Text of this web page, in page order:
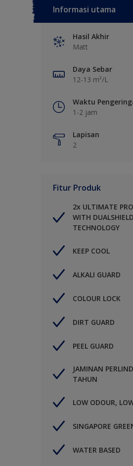
Informasi utama
Hasil Akhir
Matt
Daya Sebar
12-13 m²/L
Waktu
1-2 jam
Lapisan
2
Fitur Produk
2x ULTIMATE
WITH DUALSHIELD
TECHNOLOGY
KEEP COOL
ALKALI GUARD
COLOUR LOCK
DIRT GUARD
PEEL GUARD
JAMINAN
TAHUN
LOW ODOUR,
SINGAPORE
WATER BASED